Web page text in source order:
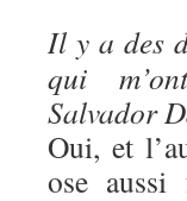
Il y a des
qui
Salvador
Oui, et
ose aussi